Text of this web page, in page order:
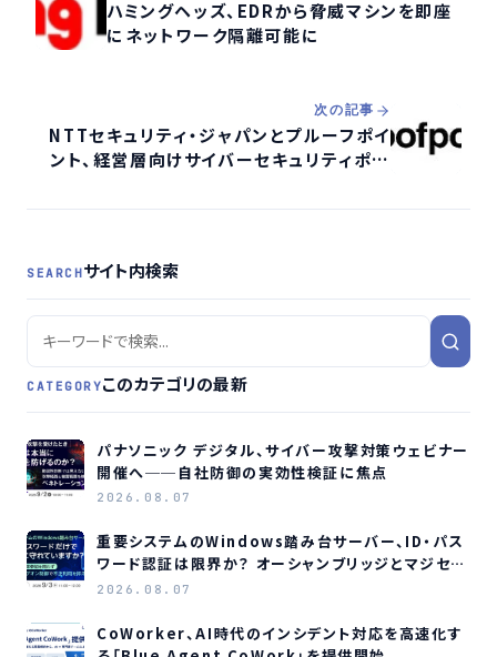
ハミングヘッズ、EDRから脅威マシンを即座
にネットワーク隔離可能に
次の記事
NTTセキュリティ・ジャパンとプルーフポイ
ント、経営層向けサイバーセキュリティポー
SEARCHサイト内検索
CATEGORYこのカテゴリの最新
パナソニック デジタル、サイバー攻撃対策ウェビナー
開催へ──自社防御の実効性検証に焦点
2026.08.07
重要システムのWindows踏み台サーバー、ID・パス
ワード認証は限界か？ オーシャンブリッジとマジセミ
がウェビナー開催へ
2026.08.07
CoWorker、AI時代のインシデント対応を高速化す